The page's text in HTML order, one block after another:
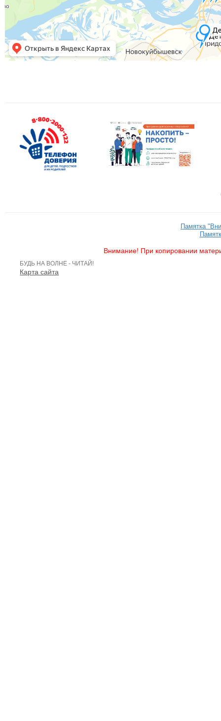
Памятка
Внимание! При копировании
БУДЬ НА ВОЛНЕ - ЧИТАЙ!
Карта сайта